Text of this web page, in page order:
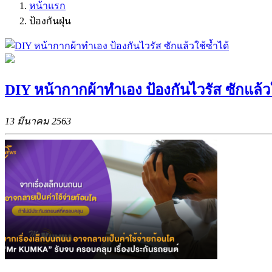
หน้าแรก
ป้องกันฝุ่น
DIY หน้ากากผ้าทำเอง ป้องกันไวรัส ซักแล้
13 มีนาคม 2563